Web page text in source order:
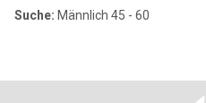
Suche: Männlich 45 - 60